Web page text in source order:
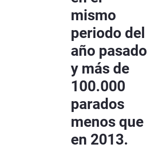
mismo
periodo del
año pasado
y más de
100.000
parados
menos que
en 2013.